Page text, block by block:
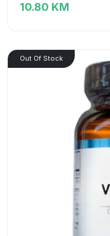
10.80 KM
Out Of Stock